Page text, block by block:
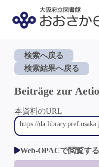
検索へ戻る
検索結果へ戻る
Beiträge zur
本資料のURL
Web-OPACで閲覧する